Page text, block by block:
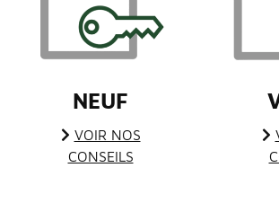
NEUF
VOIR NOS
CONSEILS